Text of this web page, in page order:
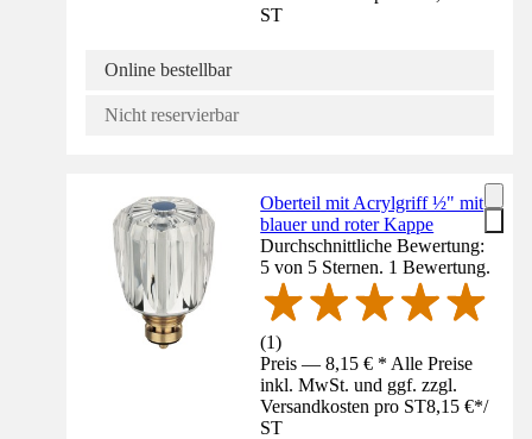
ST
Online bestellbar
Nicht reservierbar
Oberteil mit Acrylgriff ½" mit
blauer und roter Kappe
Durchschnittliche Bewertung:
5 von 5 Sternen. 1 Bewertung.
(1)
Preis — 8,15 € * Alle Preise
inkl. MwSt. und ggf. zzgl.
Versandkosten pro ST8,15 €*/
ST